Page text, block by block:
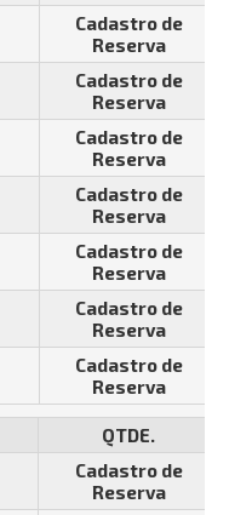
Cadastro de
Reserva
Cadastro de
Reserva
Cadastro de
Reserva
Cadastro de
Reserva
Cadastro de
Reserva
Cadastro de
Reserva
Cadastro de
Reserva
QTDE.
Cadastro de
Reserva